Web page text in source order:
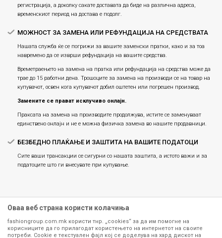
регистрација, а доколку сакате доставата да биде на различна адреса,
временскиот период на достава е подолг.
МОЖНОСТ ЗА ЗАМЕНА ИЛИ РЕФУНДАЦИЈА НА СРЕДСТВАТА
Нашата служба ќе се погрижи за вашите заменски пратки, како и за тоа
навремено да се изврши рефундација на вашите средства.
Времетраењето на замена на пратка или рефундацијa на средства може да
трае до 15 работни дена. Трошоците за замена на производи се на товар на
купувачот, освен кога купувачот добил оштетен или погрешен производ.
Замените се прават исклучиво онлајн.
Праксата на замена на производите продолжува, истите се заменуваат
единствено онлајн и не е можна физичка замена во нашите продавници.
БЕЗБЕДНО ПЛАЌАЊЕ И ЗАШТИТА НА ВАШИТЕ ПОДАТОЦИ
Сите ваши трансакции се сигурни со нашата заштита, а истото важи и за
податоците што ги внесувате при купување.
Оваа веб страна користи колачиња
fashiongroup.com.mk користи тнр. „cookies“ за да им помогне на
корисниците да го прилагодат користењето на интернетот на своите
потреби. Cookie е текстуален фајл кој се доделува на хард дискот на